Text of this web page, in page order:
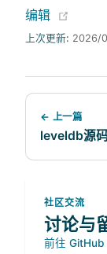
编辑
上次更新: 2026/
← 上一篇
leveldb源
社区交流
讨论与
前往